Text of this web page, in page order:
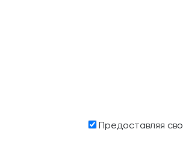
Предоставляя